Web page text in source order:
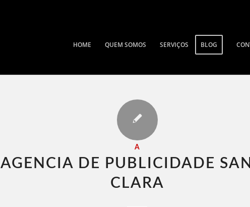
HOME QUEM SOMOS SERVIÇOS BLOG
A
AGENCIA DE PUBLICIDADE
CLARA​